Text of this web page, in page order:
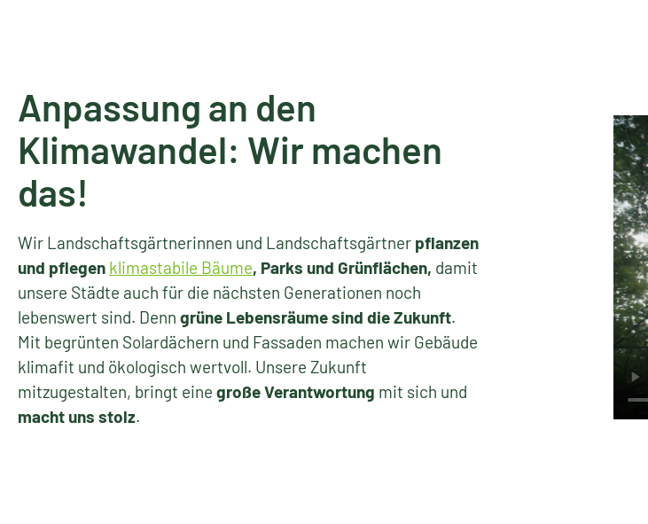
Anpassung an den
Klimawandel: Wir machen
das!
Wir Landschaftsgärtnerinnen und Landschaftsgärtner pflanzen
und pflegen klimastabile Bäume, Parks und Grünflächen, damit
unsere Städte auch für die nächsten Generationen noch
lebenswert sind. Denn grüne Lebensräume sind die Zukunft.
Mit begrünten Solardächern und Fassaden machen wir Gebäude
klimafit und ökologisch wertvoll. Unsere Zukunft
mitzugestalten, bringt eine große Verantwortung mit sich und
macht uns stolz.